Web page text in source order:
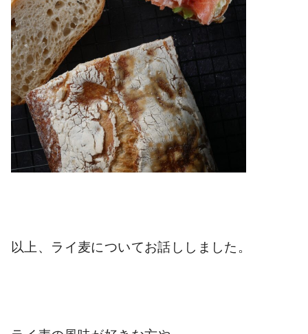
以上、ライ麦についてお話ししました。